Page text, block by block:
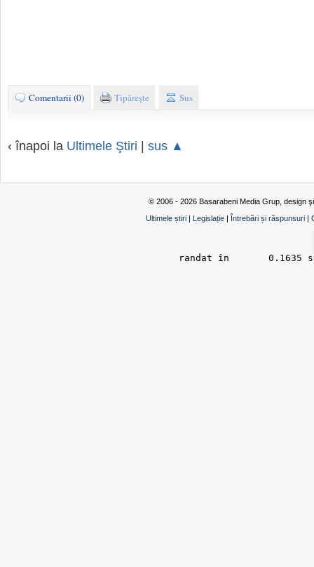
Comentarii (0) Tipăreşte Sus
‹ înapoi la Ultimele Ştiri sus ▲
© 2006 - 2026 Basarabeni Media Grup, design
Ultimele știri | Legislație | Întrebări și răspunsuri |
randat în